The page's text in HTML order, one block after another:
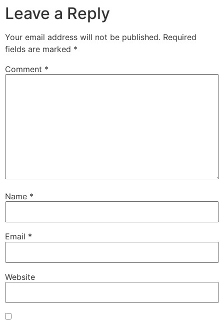
Leave a Reply
Your email address will not be published. Required
fields are marked *
Comment *
Name *
Email *
Website